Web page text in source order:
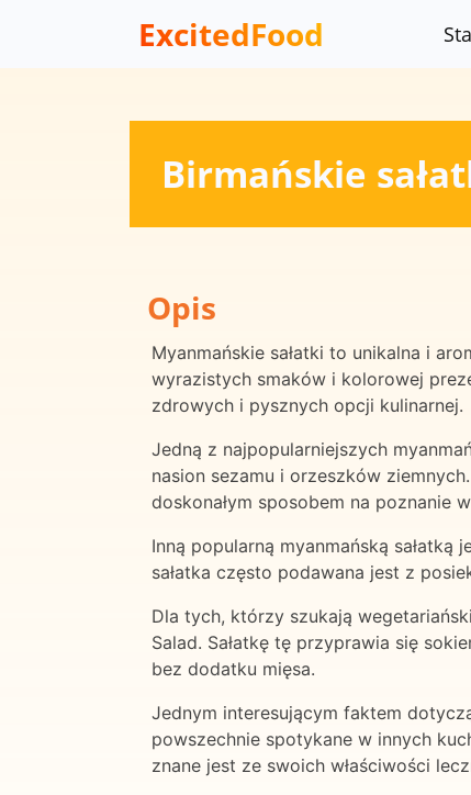
ExcitedFood
Birmańskie
Opis
Myanmańskie sałatki to unikalna i
wyrazistych smaków i kolorowej
zdrowych i pysznych opcji kulinarnej.
Jedną z najpopularniejszych
nasion sezamu i orzeszków
doskonałym sposobem na poznanie
Inną popularną myanmańską sałatką
sałatka często podawana jest z
Dla tych, którzy szukają
Salad. Sałatkę tę przyprawia się
bez dodatku mięsa.
Jednym interesującym faktem
powszechnie spotykane w innych
znane jest ze swoich właściwości